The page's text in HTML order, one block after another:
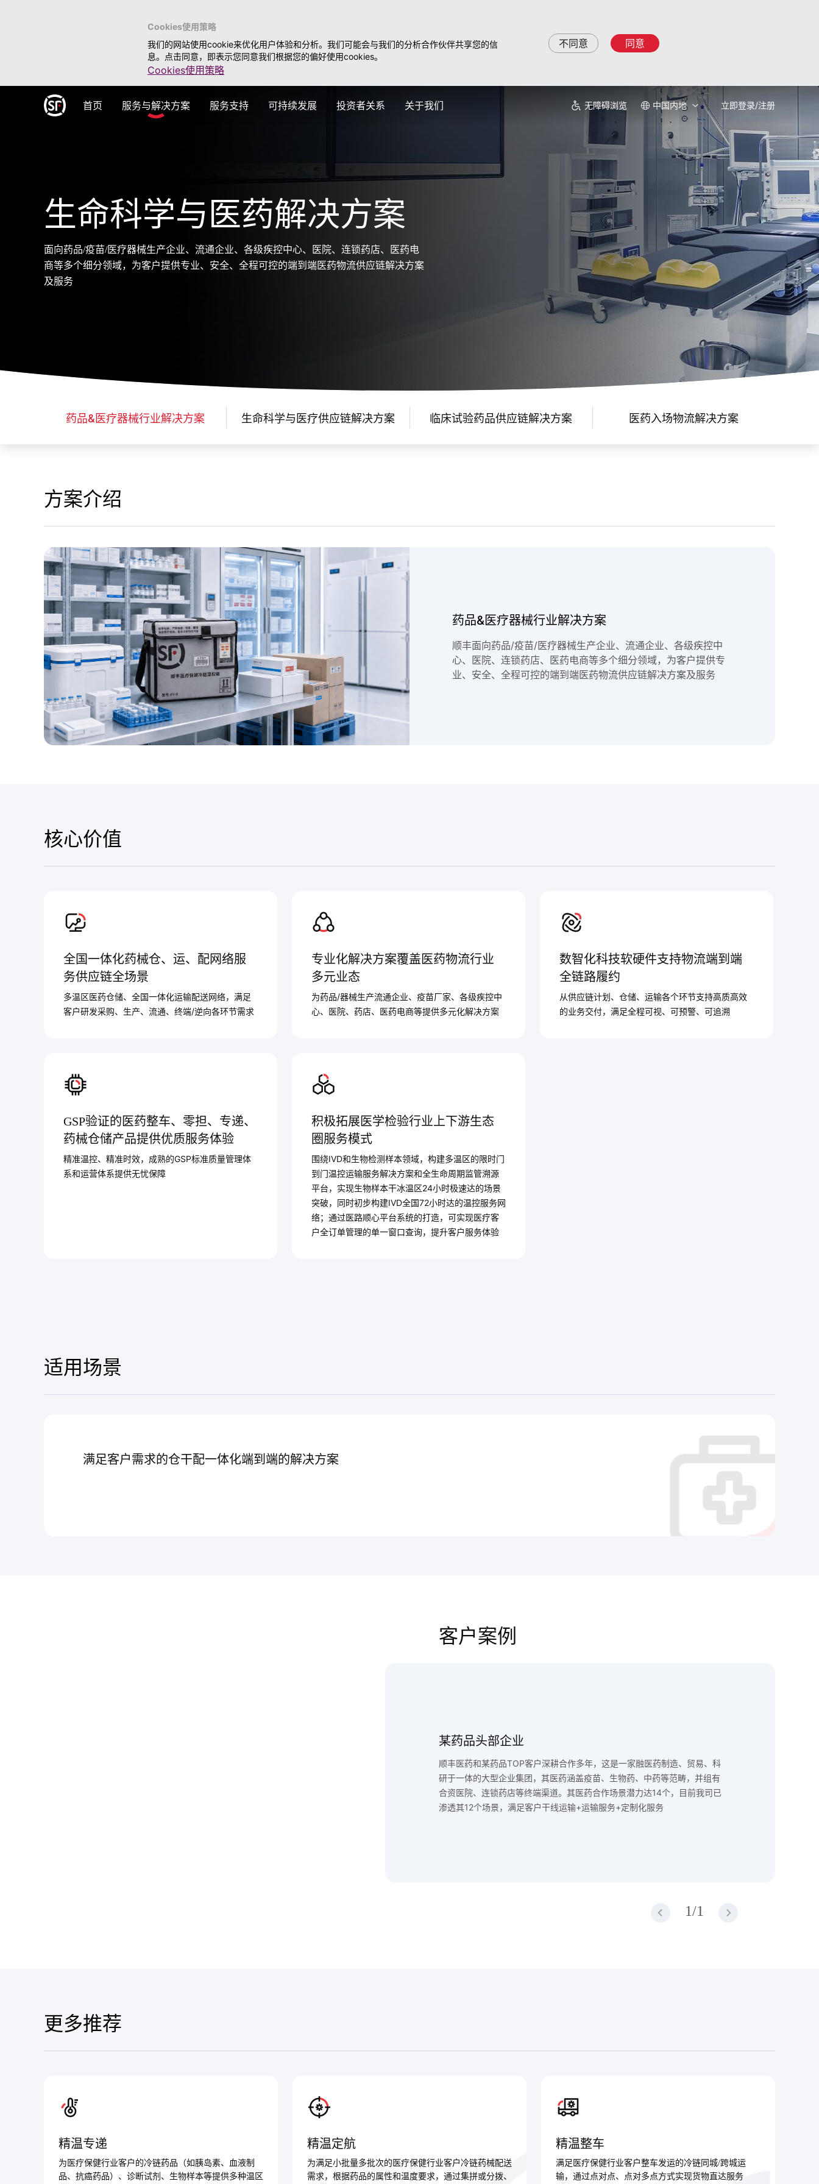
Cookies使用策略
我们的网站使用cookie来优化用户体验和分析。我们可能会与我们的分析合作伙伴共享您的信
息。点击同意，即表示您同意我们根据您的偏好使用cookies。
Cookies使用策略
不同意 同意
首页 服务与解决方案 服务支持 可持续发展 投资者关系 关于我们 无障碍浏览 中国内地 立即登录/注册
生命科学与医药解决方案
面向药品/疫苗/医疗器械生产企业、流通企业、各级疾控中心、医院、连锁药店、医药电
商等多个细分领域，为客户提供专业、安全、全程可控的端到端医药物流供应链解决方案
及服务
药品&医疗器械行业解决方案 生命科学与医疗供应链解决方案 临床试验药品供应链解决方案 医药入场物流解决方案
方案介绍
药品&医疗器械行业解决方案
顺丰面向药品/疫苗/医疗器械生产企业、流通企业、各级疾控中
心、医院、连锁药店、医药电商等多个细分领域，为客户提供专
业、安全、全程可控的端到端医药物流供应链解决方案及服务
核心价值
全国一体化药械仓、运、配网络服
务供应链全场景
多温区医药仓储、全国一体化运输配送网络，满足
客户研发采购、生产、流通、终端/逆向各环节需求
专业化解决方案覆盖医药物流行业
多元业态
为药品/器械生产流通企业、疫苗厂家、各级疾控中
心、医院、药店、医药电商等提供多元化解决方案
数智化科技软硬件支持物流端到端
全链路履约
从供应链计划、仓储、运输各个环节支持高质高效
的业务交付，满足全程可视、可预警、可追溯
GSP验证的医药整车、零担、专递、
药械仓储产品提供优质服务体验
精准温控、精准时效，成熟的GSP标准质量管理体
系和运营体系提供无忧保障
积极拓展医学检验行业上下游生态
圈服务模式
围绕IVD和生物检测样本领域，构建多温区的限时门
到门温控运输服务解决方案和全生命周期监管溯源
平台，实现生物样本干冰温区24小时极速达的场景
突破，同时初步构建IVD全国72小时达的温控服务网
络；通过医路顺心平台系统的打造，可实现医疗客
户全订单管理的单一窗口查询，提升客户服务体验
适用场景
满足客户需求的仓干配一体化端到端的解决方案
客户案例
某药品头部企业
顺丰医药和某药品TOP客户深耕合作多年，这是一家融医药制造、贸易、科
研于一体的大型企业集团，其医药涵盖疫苗、生物药、中药等范畴，并组有
合资医院、连锁药店等终端渠道。其医药合作场景潜力达14个，目前我司已
渗透其12个场景，满足客户干线运输+运输服务+定制化服务
1/1
更多推荐
精温专递
为医疗保健行业客户的冷链药品（如胰岛素、血液制
品、抗癌药品）、诊断试剂、生物样本等提供多种温区
精温定航
为满足小批量多批次的医疗保健行业客户冷链药械配送
需求，根据药品的属性和温度要求，通过集拼或分拨、
精温整车
满足医疗保健行业客户整车发运的冷链同城/跨城运
输，通过点对点、点对多点方式实现货物直达服务